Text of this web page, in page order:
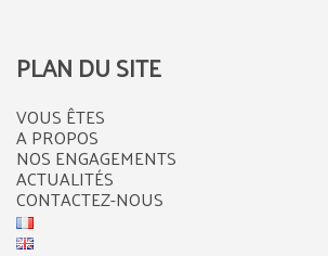
PLAN DU SITE
VOUS ÊTES
A PROPOS
NOS ENGAGEMENTS
ACTUALITÉS
CONTACTEZ-NOUS